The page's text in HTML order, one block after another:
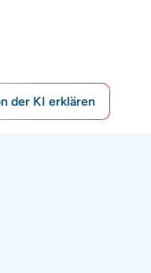
der KI erklären